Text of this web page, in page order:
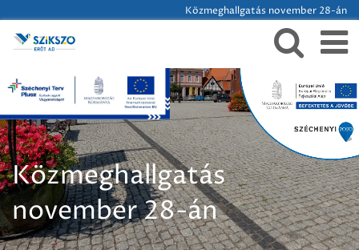
Közmeghallgatás november 28-án
Közmeghallgatás
november 28-án